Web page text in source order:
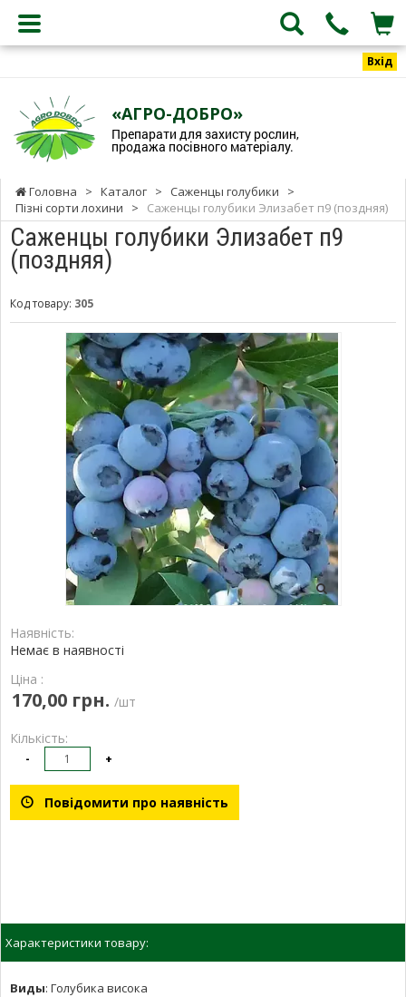
Вхід
«АГРО-ДОБРО»
Препарати для захисту рослин,
продажа посівного матеріалу.
Головна > Каталог > Саженцы голубики
>
Пізні сорти лохини
> Саженцы голубики Элизабет п9 (поздняя)
Саженцы голубики Элизабет п9
(поздняя)
Код товару: 305
Наявність:
Немає в наявності
Ціна :
170,00 грн. /шт
Кількість:
- +
Повідомити про наявність
Характеристики товару:
Виды: Голубика висока